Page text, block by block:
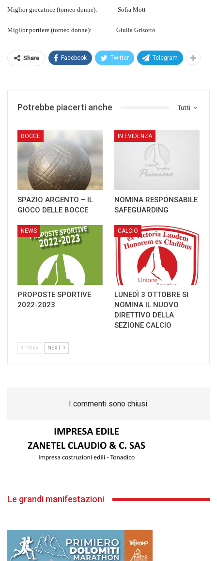
Miglior giocatrice (torneo donne): Sofia Mott
Miglior portiere (torneo donne): Giulia Grisotto
Share Facebook Twitter Telegram
Tutti
Potrebbe piacerti anche
BOCCE
SPAZIO ARGENTO – IL
GIOCO DELLE BOCCE
IN EVIDENZA
NOMINA RESPONSABILE
SAFEGUARDING
NEWS
PROPOSTE SPORTIVE
2022-2023
CALCIO
LUNEDÌ 3 OTTOBRE SI
NOMINA IL NUOVO
DIRETTIVO DELLA
SEZIONE CALCIO
PREV NEXT
I commenti sono chiusi.
Le grandi manifestazioni